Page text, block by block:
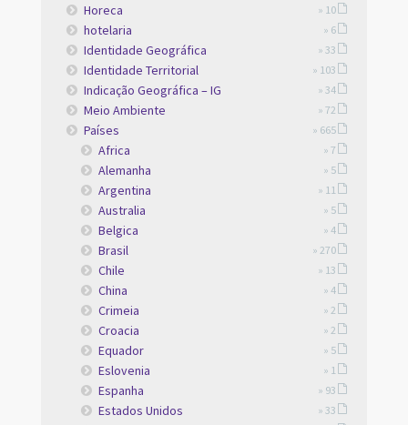
Horeca » 10
hotelaria » 6
Identidade Geográfica » 33
Identidade Territorial » 103
Indicação Geográfica – IG » 34
Meio Ambiente » 72
Países » 665
Africa » 7
Alemanha » 5
Argentina » 11
Australia » 5
Belgica » 4
Brasil » 270
Chile » 13
China » 4
Crimeia » 2
Croacia » 2
Equador » 5
Eslovenia » 1
Espanha » 93
Estados Unidos » 33